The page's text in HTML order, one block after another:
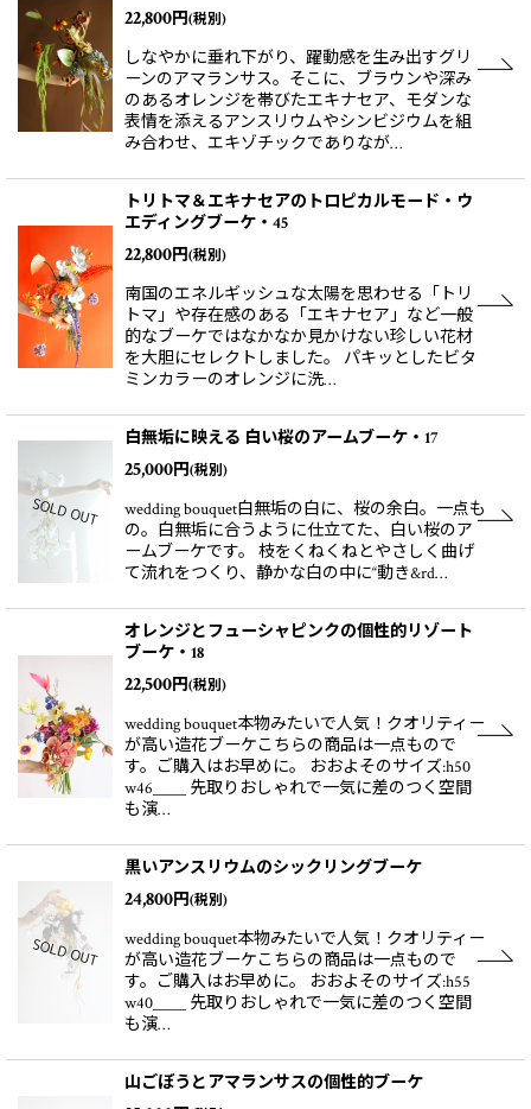
22,800円(税別)
しなやかに垂れ下がり、躍動感を生み出すグリ
ーンのアマランサス。そこに、ブラウンや深み
のあるオレンジを帯びたエキナセア、モダンな
表情を添えるアンスリウムやシンビジウムを組
み合わせ、エキゾチックでありなが…
トリトマ＆エキナセアのトロピカルモード・ウ
エディングブーケ・45
22,800円(税別)
南国のエネルギッシュな太陽を思わせる「トリ
トマ」や存在感のある「エキナセア」など一般
的なブーケではなかなか見かけない珍しい花材
を大胆にセレクトしました。 パキッとしたビタ
ミンカラーのオレンジに洗…
白無垢に映える 白い桜のアームブーケ・17
25,000円(税別)
wedding bouquet白無垢の白に、桜の余白。一点も
の。白無垢に合うように仕立てた、白い桜のア
ームブーケです。 枝をくねくねとやさしく曲げ
て流れをつくり、静かな白の中に“動き&rd…
オレンジとフューシャピンクの個性的リゾート
ブーケ・18
22,500円(税別)
wedding bouquet本物みたいで人気！クオリティー
が高い造花ブーケこちらの商品は一点もので
す。ご購入はお早めに。 おおよそのサイズ:h50
w46＿＿ 先取りおしゃれで一気に差のつく空間
も演…
黒いアンスリウムのシックリングブーケ
24,800円(税別)
wedding bouquet本物みたいで人気！クオリティー
が高い造花ブーケこちらの商品は一点もので
す。ご購入はお早めに。 おおよそのサイズ:h55
w40＿＿ 先取りおしゃれで一気に差のつく空間
も演…
山ごぼうとアマランサスの個性的ブーケ